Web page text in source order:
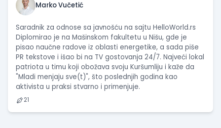
Marko Vučetić
Saradnik za odnose sa javnošću na sajtu HelloWorld.rs
Diplomirao je na Mašinskom fakultetu u Nišu, gde je
pisao naučne radove iz oblasti energetike, a sada piše
PR tekstove i išao bi na TV gostovanja 24/7. Najveći lokal
patriota u timu koji obožava svoju Kuršumliju i kaže da
"Mladi menjaju sve(t)", što poslednjih godina kao
aktivista u praksi stvarno i primenjuje.
21